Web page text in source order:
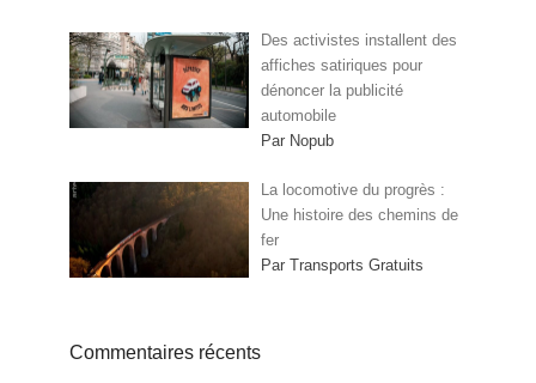
Des activistes installent des
affiches satiriques pour
dénoncer la publicité
automobile
Par Nopub
La locomotive du progrès :
Une histoire des chemins de
fer
Par Transports Gratuits
Commentaires récents